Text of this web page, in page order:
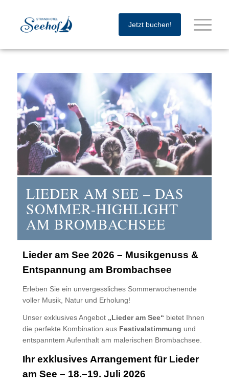
Jetzt buchen!
LIEDER AM SEE – DAS
SOMMER-HIGHLIGHT
AM BROMBACHSEE
Lieder am See 2026 – Musikgenuss &
Entspannung am Brombachsee
Erleben Sie ein unvergessliches Sommerwochenende
voller Musik, Natur und Erholung!
Unser exklusives Angebot „Lieder am See“ bietet Ihnen
die perfekte Kombination aus Festivalstimmung und
entspanntem Aufenthalt am malerischen Brombachsee.
Ihr exklusives Arrangement für Lieder
am See – 18.–19. Juli 2026